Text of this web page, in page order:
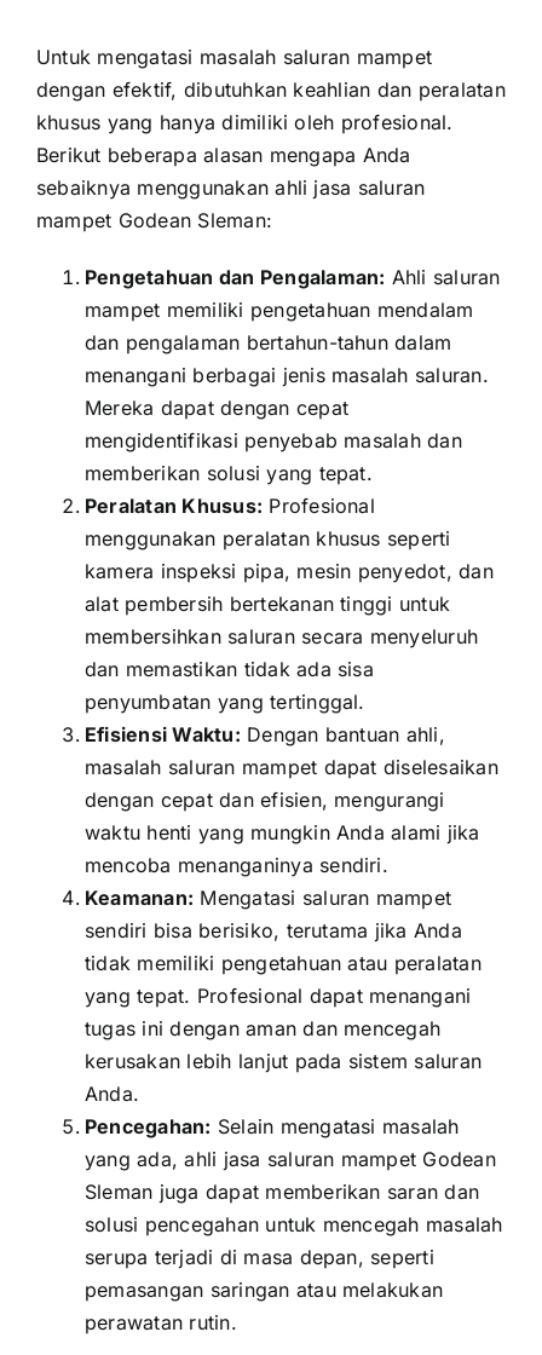
Untuk mengatasi masalah saluran mampet
dengan efektif, dibutuhkan keahlian dan peralatan
khusus yang hanya dimiliki oleh profesional.
Berikut beberapa alasan mengapa Anda
sebaiknya menggunakan ahli jasa saluran
mampet Godean Sleman:
Pengetahuan dan Pengalaman: Ahli saluran
mampet memiliki pengetahuan mendalam
dan pengalaman bertahun-tahun dalam
menangani berbagai jenis masalah saluran.
Mereka dapat dengan cepat
mengidentifikasi penyebab masalah dan
memberikan solusi yang tepat.
Peralatan Khusus: Profesional
menggunakan peralatan khusus seperti
kamera inspeksi pipa, mesin penyedot, dan
alat pembersih bertekanan tinggi untuk
membersihkan saluran secara menyeluruh
dan memastikan tidak ada sisa
penyumbatan yang tertinggal.
Efisiensi Waktu: Dengan bantuan ahli,
masalah saluran mampet dapat diselesaikan
dengan cepat dan efisien, mengurangi
waktu henti yang mungkin Anda alami jika
mencoba menanganinya sendiri.
Keamanan: Mengatasi saluran mampet
sendiri bisa berisiko, terutama jika Anda
tidak memiliki pengetahuan atau peralatan
yang tepat. Profesional dapat menangani
tugas ini dengan aman dan mencegah
kerusakan lebih lanjut pada sistem saluran
Anda.
Pencegahan: Selain mengatasi masalah
yang ada, ahli jasa saluran mampet Godean
Sleman juga dapat memberikan saran dan
solusi pencegahan untuk mencegah masalah
serupa terjadi di masa depan, seperti
pemasangan saringan atau melakukan
perawatan rutin.